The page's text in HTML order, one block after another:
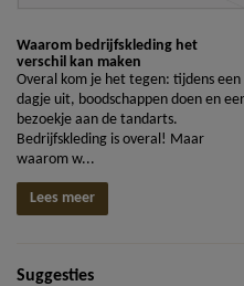
Waarom bedrijfskleding het
verschil kan maken
Overal kom je het tegen: tijdens een
dagje uit, boodschappen doen en
bezoekje aan de tandarts.
Bedrijfskleding is overal! Maar
waarom w...
Lees meer
Suggesties